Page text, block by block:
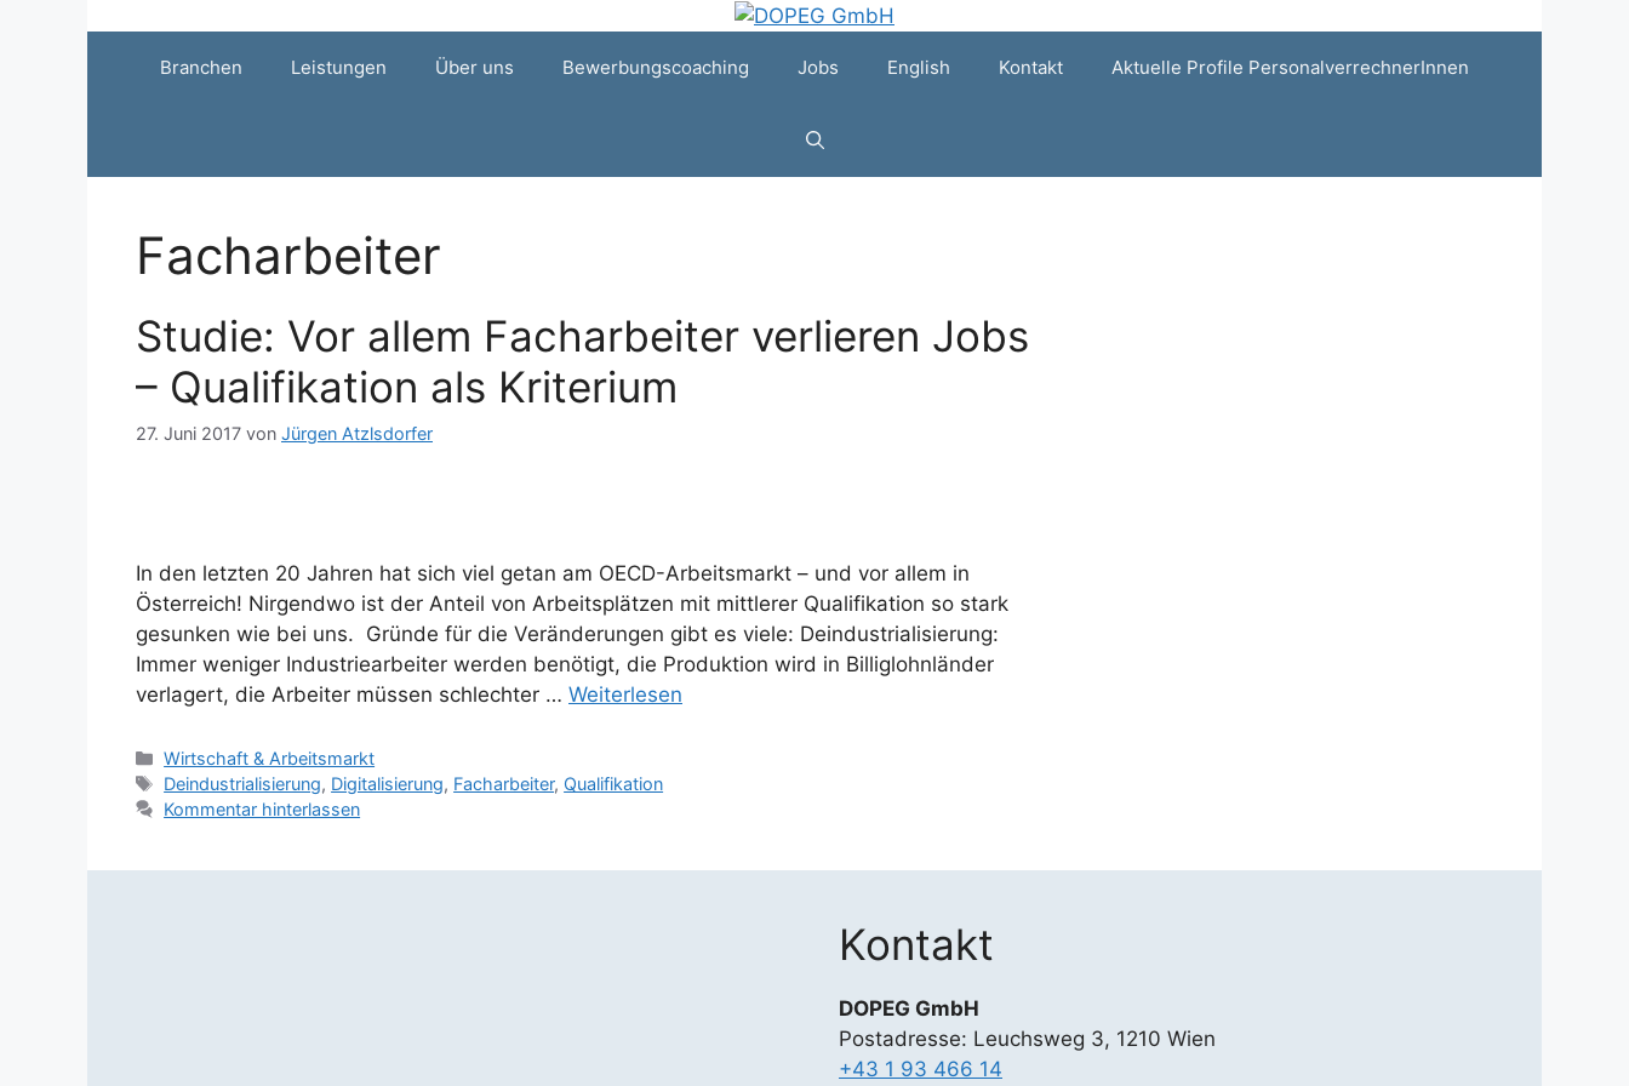
Branchen Leistungen Über uns Bewerbungscoaching Jobs English Kontakt Aktuelle Profile PersonalverrechnerInnen
Facharbeiter
Studie: Vor allem Facharbeiter verlieren Jobs
– Qualifikation als Kriterium
27. Juni 2017 von Jürgen Atzlsdorfer
In den letzten 20 Jahren hat sich viel getan am OECD-Arbeitsmarkt – und vor allem in
Österreich! Nirgendwo ist der Anteil von Arbeitsplätzen mit mittlerer Qualifikation so stark
gesunken wie bei uns. Gründe für die Veränderungen gibt es viele: Deindustrialisierung:
Immer weniger Industriearbeiter werden benötigt, die Produktion wird in Billiglohnländer
verlagert, die Arbeiter müssen schlechter … Weiterlesen
Kategorien
Wirtschaft & Arbeitsmarkt
Schlagwörter
Deindustrialisierung, Digitalisierung, Facharbeiter, Qualifikation
Kommentar hinterlassen
Kontakt
DOPEG GmbH
Postadresse: Leuchsweg 3, 1210 Wien
+43 1 93 466 14